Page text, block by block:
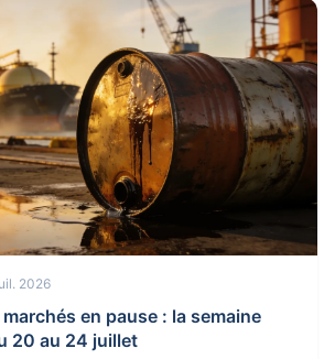
2026
en pause : la semaine
20 au 24 juillet